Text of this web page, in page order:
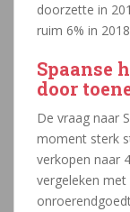
doorzette in
ruim 6% in
Spaanse
door
De vraag naar
moment sterk
verkopen naar
vergeleken